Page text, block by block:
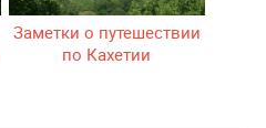
Заметки о путешествии
по Кахетии